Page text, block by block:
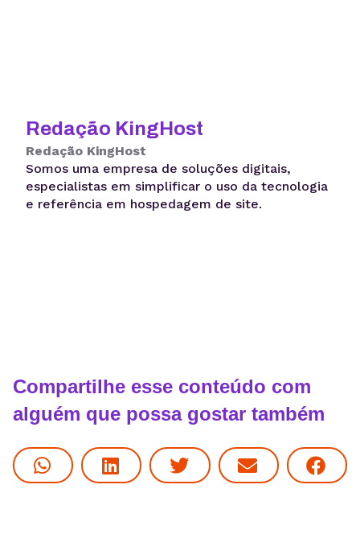
Redação KingHost
Redação KingHost
Somos uma empresa de soluções digitais,
especialistas em simplificar o uso da tecnologia
e referência em hospedagem de site.
Compartilhe esse conteúdo com
alguém que possa gostar também